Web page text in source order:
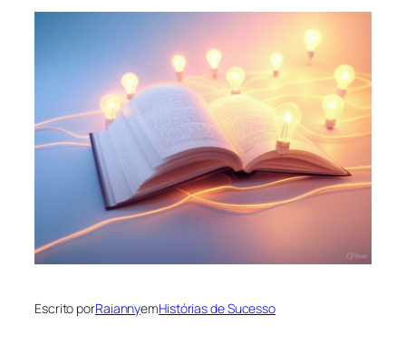
Escrito porRaiannyemHistórias de Sucesso